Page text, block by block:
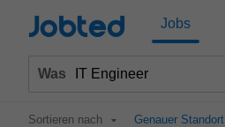
Jobted Jobs
Was
Sortieren nach Genauer Standort